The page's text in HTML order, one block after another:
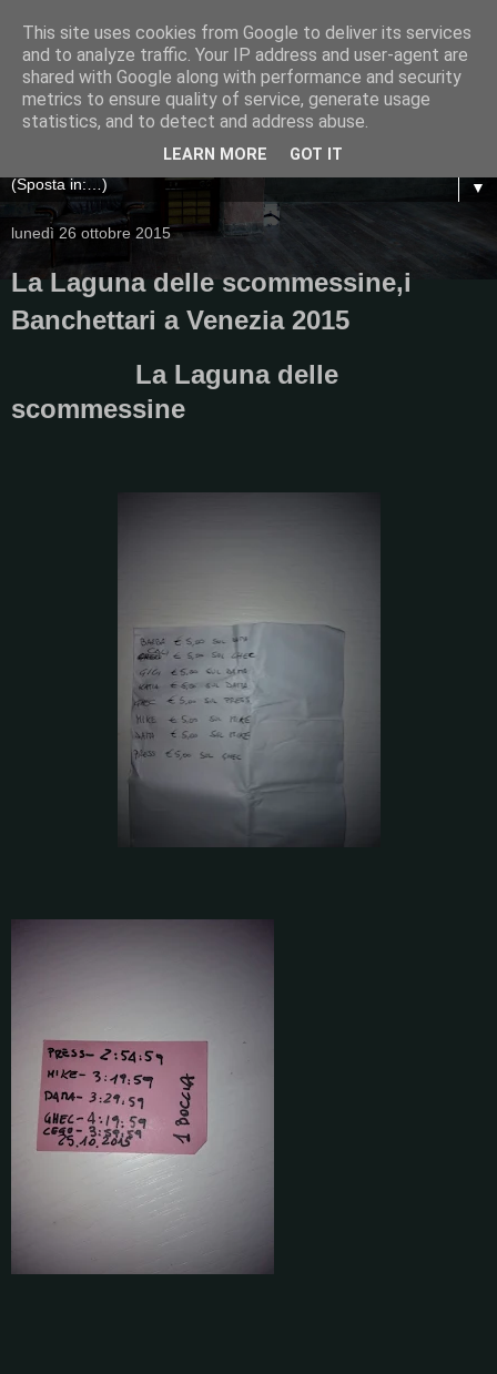
▼
lunedì 26 ottobre 2015
La Laguna delle scommessine,i
Banchettari a Venezia 2015
La Laguna delle
scommessine
This site uses cookies from Google to deliver its services
and to analyze traffic. Your IP address and user-agent are
shared with Google along with performance and security
metrics to ensure quality of service, generate usage
statistics, and to detect and address abuse.
LEARN MORE GOT IT